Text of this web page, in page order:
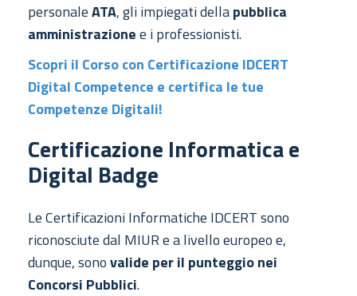
personaleATA, gli impiegati dellapubblica
amministrazionee i professionisti.
Scopri il Corso con Certificazione IDCERT
Digital Competence e certifica le tue
Competenze Digitali!
Certificazione Informatica e
Digital Badge
Le Certificazioni Informatiche IDCERT sono
riconosciute dal MIUR e a livello europeo e,
dunque, sonovalide per il punteggio nei
Concorsi Pubblici.